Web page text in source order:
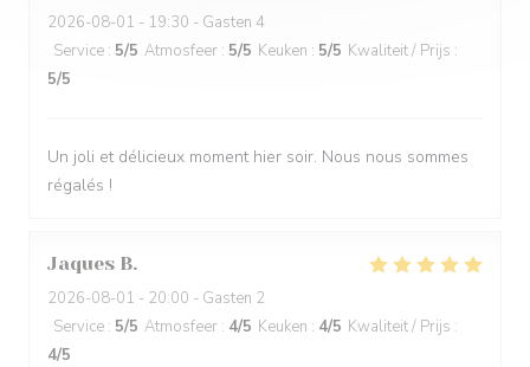
2026-08-01 - 19:30 - Gasten 4
Service : 5/5 Atmosfeer : 5/5 Keuken : 5/5 Kwaliteit / Prijs :
5/5
Un joli et délicieux moment hier soir. Nous nous sommes
régalés !
Jaques B
2026-08-01 - 20:00 - Gasten 2
Service : 5/5 Atmosfeer : 4/5 Keuken : 4/5 Kwaliteit / Prijs :
4/5